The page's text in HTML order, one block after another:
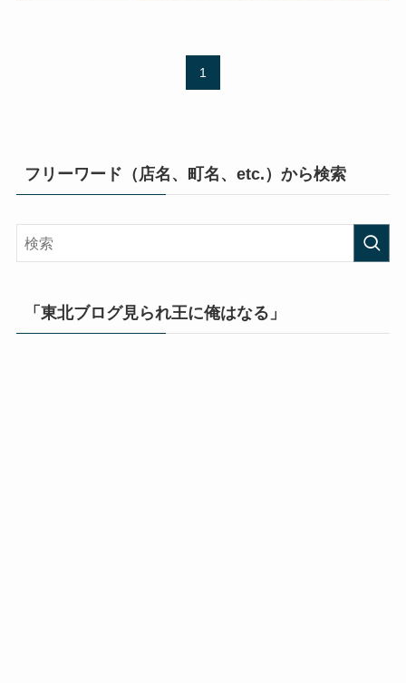
1
フリーワード（店名、町名、etc.）から検索
「東北ブログ見られ王に俺はなる」